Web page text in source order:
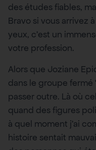
des études fiables,
Bravo si vous arrivez
yeux, c’est un
votre profession.
Alors que Joziane
dans le groupe fermé
passer outre. Là où
quand des figures
à quel moment j’ai
histoire sentait